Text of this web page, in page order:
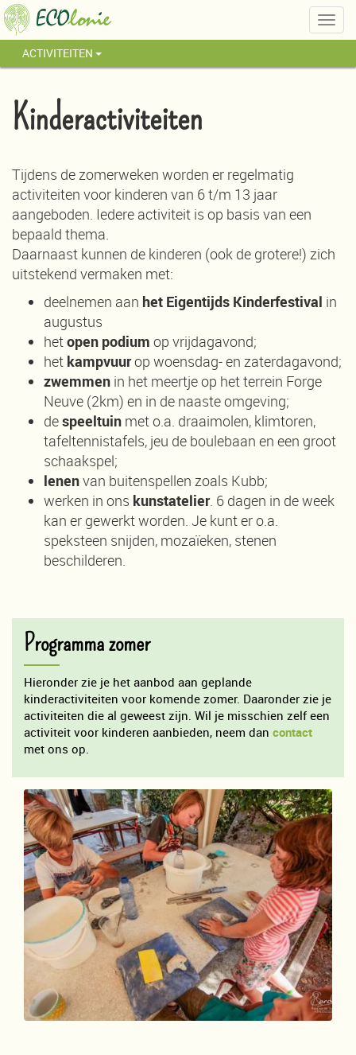
ACTIVITEITEN
Kinderactiviteiten
Tijdens de zomerweken worden er regelmatig
activiteiten voor kinderen van 6 t/m 13 jaar
aangeboden. Iedere activiteit is op basis van een
bepaald thema.
Daarnaast kunnen de kinderen (ook de grotere!) zich
uitstekend vermaken met:
deelnemen aan het Eigentijds Kinderfestival in
augustus
hetopen podium op vrijdagavond;
het kampvuurop woensdag- en zaterdagavond;
zwemmen in het meertje op het terrein Forge
Neuve (2km) en in de naaste omgeving;
despeeltuin met o.a. draaimolen, klimtoren,
tafeltennistafels, jeu de boulebaan en een groot
schaakspel;
lenenvan buitenspellen zoals Kubb;
werken in ons kunstatelier. 6 dagen in de week
kan er gewerkt worden. Je kunt er o.a.
speksteen snijden, mozaïeken, stenen
beschilderen.
Programma zomer
Hieronder zie je het aanbod aan geplande
kinderactiviteiten voor komende zomer. Daaronder zie je
activiteiten die al geweest zijn. Wil je misschien zelf een
activiteit voor kinderen aanbieden, neem dan contact
met ons op.